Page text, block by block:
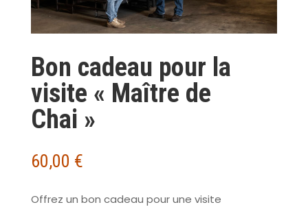
Bon cadeau pour la
visite « Maître de
Chai »
60,00 €
Offrez un bon cadeau pour une visite